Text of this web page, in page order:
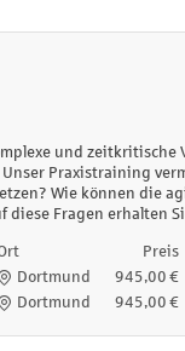
und
Praxistraining
Wie können die
Fragen erhalten
Preis
Dortmund
945,00 €
Dortmund 945,00 €